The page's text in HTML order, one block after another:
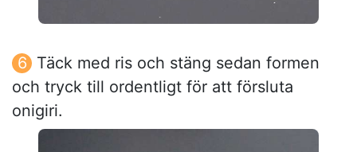
Täck med ris och stäng sedan formen
och tryck till ordentligt för att försluta
onigiri.